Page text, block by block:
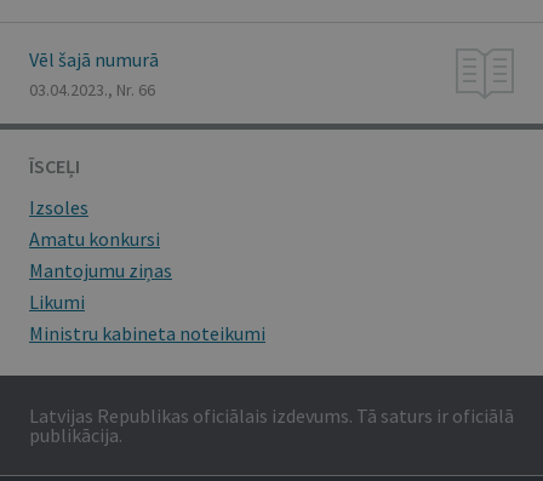
Vēl šajā numurā
03.04.2023., Nr. 66
ĪSCEĻI
Izsoles
Amatu konkursi
Mantojumu ziņas
Likumi
Ministru kabineta noteikumi
Latvijas Republikas oficiālais izdevums. Tā saturs ir oficiālā
publikācija.